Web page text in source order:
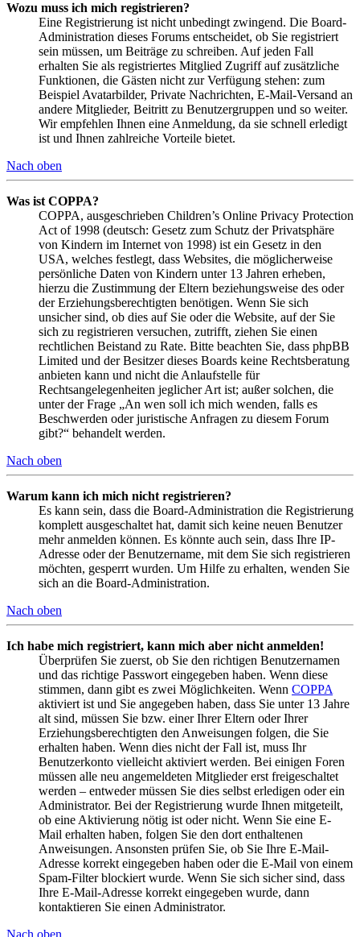
Wozu muss ich mich registrieren?
Eine Registrierung ist nicht unbedingt zwingend. Die Board-
Administration dieses Forums entscheidet, ob Sie registriert
sein müssen, um Beiträge zu schreiben. Auf jeden Fall
erhalten Sie als registriertes Mitglied Zugriff auf zusätzliche
Funktionen, die Gästen nicht zur Verfügung stehen: zum
Beispiel Avatarbilder, Private Nachrichten, E-Mail-Versand an
andere Mitglieder, Beitritt zu Benutzergruppen und so weiter.
Wir empfehlen Ihnen eine Anmeldung, da sie schnell erledigt
ist und Ihnen zahlreiche Vorteile bietet.
Nach oben
Was ist COPPA?
COPPA, ausgeschrieben Children’s Online Privacy Protection
Act of 1998 (deutsch: Gesetz zum Schutz der Privatsphäre
von Kindern im Internet von 1998) ist ein Gesetz in den
USA, welches festlegt, dass Websites, die möglicherweise
persönliche Daten von Kindern unter 13 Jahren erheben,
hierzu die Zustimmung der Eltern beziehungsweise des oder
der Erziehungsberechtigten benötigen. Wenn Sie sich
unsicher sind, ob dies auf Sie oder die Website, auf der Sie
sich zu registrieren versuchen, zutrifft, ziehen Sie einen
rechtlichen Beistand zu Rate. Bitte beachten Sie, dass phpBB
Limited und der Besitzer dieses Boards keine Rechtsberatung
anbieten kann und nicht die Anlaufstelle für
Rechtsangelegenheiten jeglicher Art ist; außer solchen, die
unter der Frage „An wen soll ich mich wenden, falls es
Beschwerden oder juristische Anfragen zu diesem Forum
gibt?“ behandelt werden.
Nach oben
Warum kann ich mich nicht registrieren?
Es kann sein, dass die Board-Administration die Registrierung
komplett ausgeschaltet hat, damit sich keine neuen Benutzer
mehr anmelden können. Es könnte auch sein, dass Ihre IP-
Adresse oder der Benutzername, mit dem Sie sich registrieren
möchten, gesperrt wurden. Um Hilfe zu erhalten, wenden Sie
sich an die Board-Administration.
Nach oben
Ich habe mich registriert, kann mich aber nicht anmelden!
Überprüfen Sie zuerst, ob Sie den richtigen Benutzernamen
und das richtige Passwort eingegeben haben. Wenn diese
stimmen, dann gibt es zwei Möglichkeiten. Wenn COPPA
aktiviert ist und Sie angegeben haben, dass Sie unter 13 Jahre
alt sind, müssen Sie bzw. einer Ihrer Eltern oder Ihrer
Erziehungsberechtigten den Anweisungen folgen, die Sie
erhalten haben. Wenn dies nicht der Fall ist, muss Ihr
Benutzerkonto vielleicht aktiviert werden. Bei einigen Foren
müssen alle neu angemeldeten Mitglieder erst freigeschaltet
werden – entweder müssen Sie dies selbst erledigen oder ein
Administrator. Bei der Registrierung wurde Ihnen mitgeteilt,
ob eine Aktivierung nötig ist oder nicht. Wenn Sie eine E-
Mail erhalten haben, folgen Sie den dort enthaltenen
Anweisungen. Ansonsten prüfen Sie, ob Sie Ihre E-Mail-
Adresse korrekt eingegeben haben oder die E-Mail von einem
Spam-Filter blockiert wurde. Wenn Sie sich sicher sind, dass
Ihre E-Mail-Adresse korrekt eingegeben wurde, dann
kontaktieren Sie einen Administrator.
Nach oben